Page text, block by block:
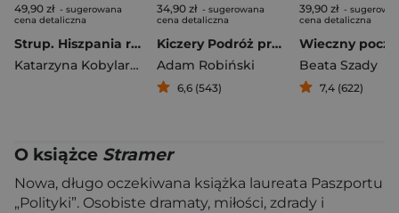
49,90 zł - sugerowana
cena detaliczna
Strup. Hiszpania rozdrapuje rany
Katarzyna Kobylarczyk
34,90 zł - sugerowana
cena detaliczna
Kiczery Podróż przez Bieszczady
Adam Robiński
6,6 (543)
39,90 zł -
cena detaliczna
Beata Szady
7,4 (622)
O książce Stramer
Nowa, długo oczekiwana książka laureata Paszportu
„Polityki”. Osobiste dramaty, miłości, zdrady i